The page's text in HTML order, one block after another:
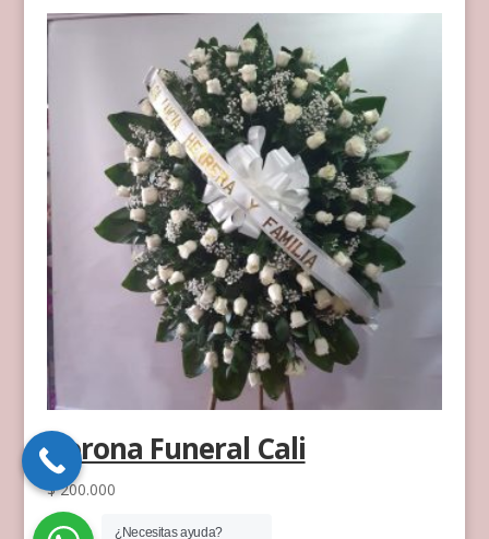
Corona Funeral Cali
$200.000
¿Necesitas ayuda?